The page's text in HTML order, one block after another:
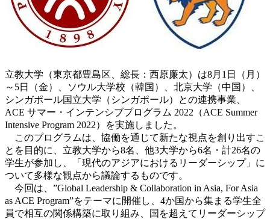
立教大学（東京都豊島区、総長：西原廉太）は8月1日（月）
～5日（金）、ソウル大学校（韓国）、北京大学（中国）、
シンガポール国立大学（シンガポール）との連携事業、
ACE サマー・インテンシブプログラム 2022（ACE Summer
Intensive Program 2022）を実施しました。
このプログラムは、協働を通じて新たな視点を創り出すこ
とを目的に、立教大学から8名、他3大学から6名・計26名の
学生が参加し、「現代のアジアにおけるリーダーシップ」に
ついて多様な観点から議論するものです。
今回は、”Global Leadership & Collaboration in Asia, For Asia
as ACE Program”をテーマに開催し、4か国から集まる学生全
員で相互の関係構築に取り組み、国を超えてリーダーシップ